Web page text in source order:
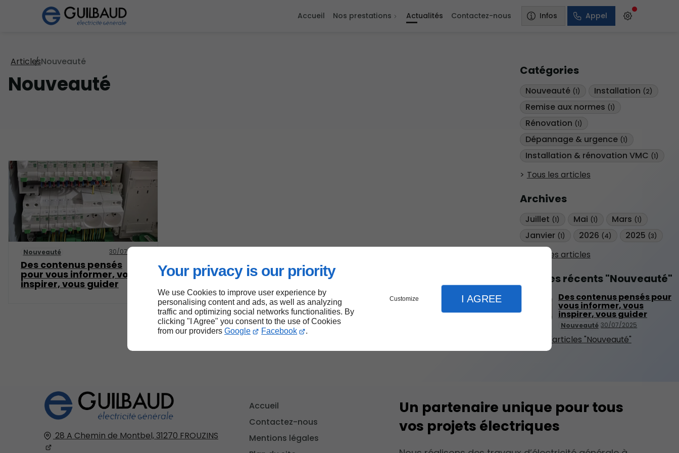
Your privacy is our priority
We use Cookies to improve user experience by
personalising content and ads, as well as analyzing
traffic and optimizing social networks functionalities. By
clicking "I Agree" you consent to the use of Cookies
from our providers Google Facebook .
Customize I AGREE
Accueil Nos prestations Actualités Contactez-nous Infos Appel
Catégories
Nouveauté (1) Installation (2)
Remise aux normes (1)
Rénovation (1)
Dépannage & urgence (1)
Installation & rénovation VMC (1)
Tous les articles
Archives
Juillet (1) Mai (1) Mars (1)
Janvier (1) 2026 (4) 2025 (3)
Tous les articles
Articles récents "Nouveauté"
Nouveauté 30/07/2025
Des contenus pensés pour
vous informer, vous
inspirer, vous guider
Plus d'articles "Nouveauté"
ArticlesNouveauté
Nouveauté
Nouveauté 30/07/2025
Des contenus pensés
pour vous informer, vous
inspirer, vous guider
28 A Chemin de Montbel,31270 FROUZINS
Accueil
Contactez-nous
Mentions légales
Un partenaire unique pour tous
vos projets électriques